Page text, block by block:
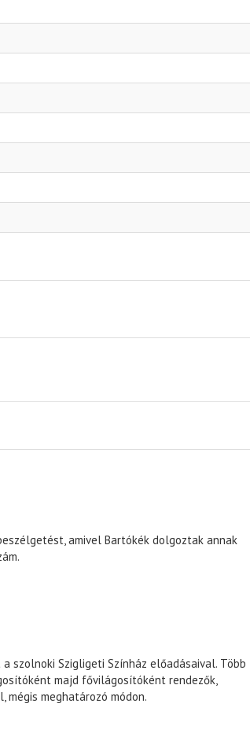
amivel Bartókék dolgoztak annak
szolnoki Szigligeti Színház előadásaival. Több
majd fővilágosítóként rendezők,
meghatározó módon.